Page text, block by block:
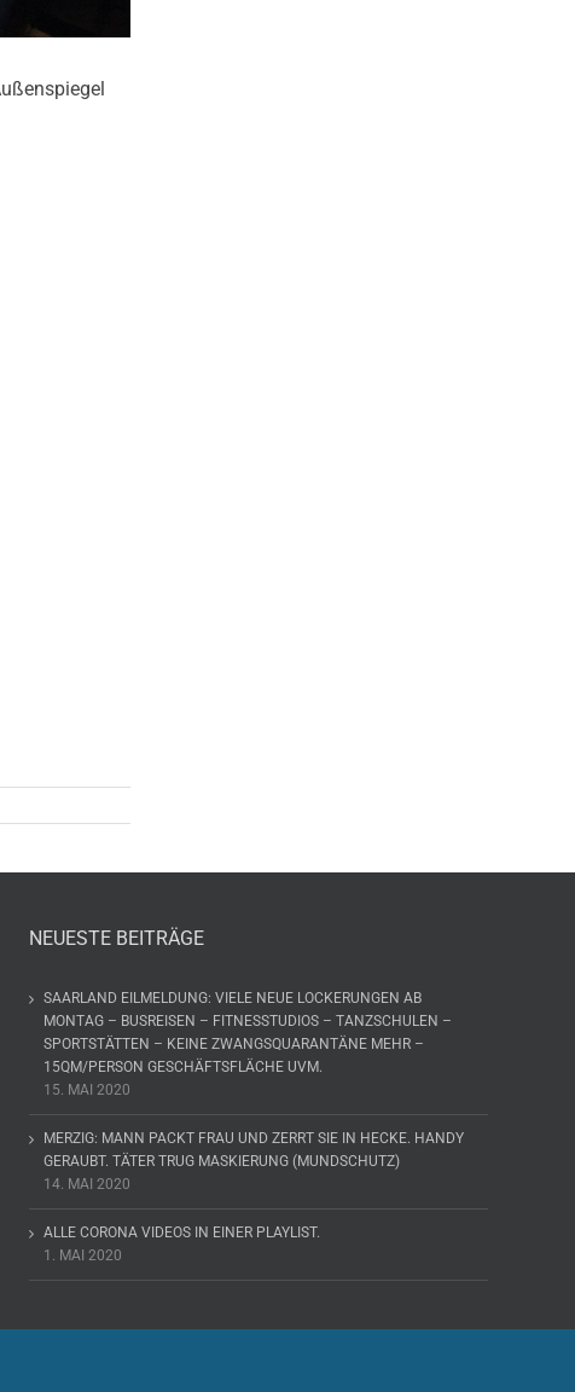
NEUESTE BEITRÄGE
SAARLAND EILMELDUNG: VIELE NEUE LOCKERUNGEN AB
MONTAG – BUSREISEN – FITNESSTUDIOS – TANZSCHULEN –
SPORTSTÄTTEN – KEINE ZWANGSQUARANTÄNE MEHR –
15QM/PERSON GESCHÄFTSFLÄCHE UVM.
15. MAI 2020
MERZIG: MANN PACKT FRAU UND ZERRT SIE IN HECKE. HANDY
GERAUBT. TÄTER TRUG MASKIERUNG (MUNDSCHUTZ)
14. MAI 2020
ALLE CORONA VIDEOS IN EINER PLAYLIST.
1. MAI 2020